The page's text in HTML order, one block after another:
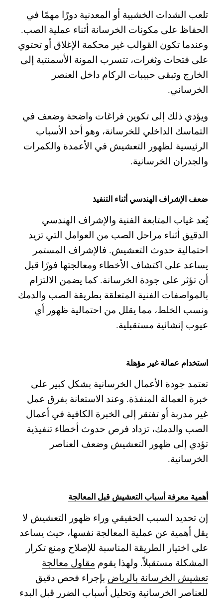
تلعب الشدات الخشبية أو المعدنية دورًا مهمًا في
الحفاظ على مكونات الخرسانة أثناء عملية الصب.
وعندما تكون القوالب غير محكمة الإغلاق أو تحتوي
على فتحات وثغرات، تتسرب المونة الأسمنتية إلى
الخارج وتبقى حبيبات الركام داخل العنصر
الخرساني.
ويؤدي ذلك إلى تكوين فراغات واضحة وضعف في
التماسك الداخلي للخرسانة، وهو أحد الأسباب
الرئيسية لظهور التعشيش في الأعمدة والكمرات
والجدران الخرسانية.
ضعف الإشراف الهندسي أثناء التنفيذ
يُعد غياب المتابعة الفنية والإشراف الهندسي
الدقيق أثناء مراحل الصب من العوامل التي تزيد
احتمالية حدوث التعشيش. فالإشراف المستمر
يساعد على اكتشاف الأخطاء ومعالجتها فورًا قبل
أن تؤثر على جودة الخرسانة. كما يضمن الالتزام
بالمواصفات الفنية المتعلقة بطريقة الصب والدمك
ونسب الخلط، مما يقلل من احتمالية ظهور أي
عيوب إنشائية مستقبلية.
استخدام عمالة غير مؤهلة
تعتمد جودة الأعمال الخرسانية بشكل كبير على
خبرة العمالة المنفذة. وعند الاستعانة بفرق عمل
غير مدربة أو تفتقر إلى الخبرة الكافية في أعمال
الصب والدمك، تزداد فرص حدوث أخطاء تنفيذية
تؤدي إلى ظهور التعشيش وضعف العناصر
الخرسانية.
أهمية معرفة أسباب التعشيش قبل المعالجة
إن تحديد السبب الحقيقي وراء ظهور التعشيش لا
يقل أهمية عن عملية المعالجة نفسها، حيث يساعد
على اختيار الطريقة المناسبة للإصلاح ومنع تكرار
المشكلة مستقبلاً. ولهذا يقوم مقاول معالجة
تعشيش الخرسانة بالرياض بإجراء فحص دقيق
للعناصر الخرسانية وتحليل أسباب الضرر قبل البدء